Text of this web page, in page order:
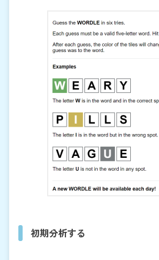
初期分析する